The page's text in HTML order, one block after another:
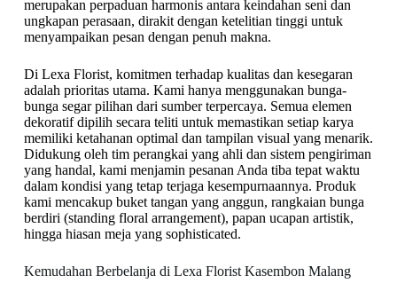
merupakan perpaduan harmonis antara keindahan seni dan
ungkapan perasaan, dirakit dengan ketelitian tinggi untuk
menyampaikan pesan dengan penuh makna.
Di Lexa Florist, komitmen terhadap kualitas dan kesegaran
adalah prioritas utama. Kami hanya menggunakan bunga-
bunga segar pilihan dari sumber terpercaya. Semua elemen
dekoratif dipilih secara teliti untuk memastikan setiap karya
memiliki ketahanan optimal dan tampilan visual yang menarik.
Didukung oleh tim perangkai yang ahli dan sistem pengiriman
yang handal, kami menjamin pesanan Anda tiba tepat waktu
dalam kondisi yang tetap terjaga kesempurnaannya. Produk
kami mencakup buket tangan yang anggun, rangkaian bunga
berdiri (standing floral arrangement), papan ucapan artistik,
hingga hiasan meja yang sophisticated.
Kemudahan Berbelanja di Lexa Florist Kasembon Malang